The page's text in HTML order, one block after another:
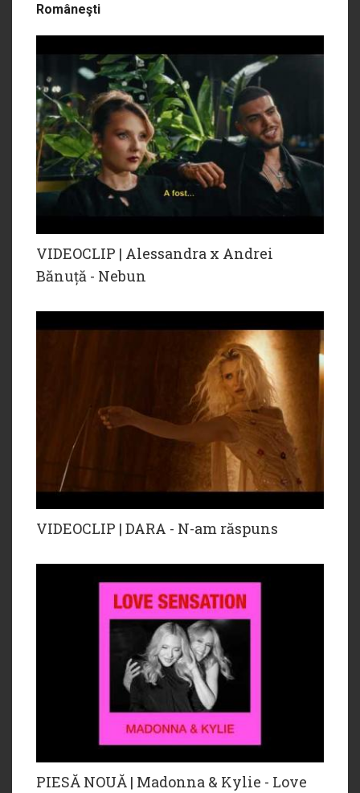
Româneşti
VIDEOCLIP | Alessandra x Andrei
Bănuță - Nebun
VIDEOCLIP | DARA - N-am răspuns
PIESĂ NOUĂ | Madonna & Kylie - Love